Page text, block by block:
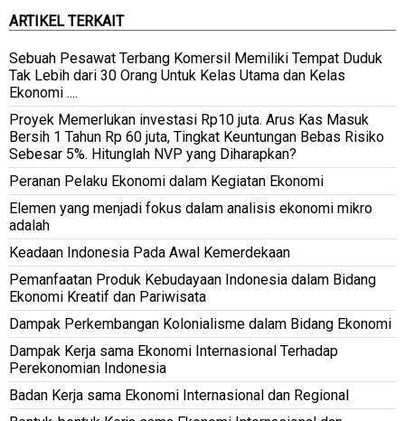
ARTIKEL TERKAIT
Sebuah Pesawat Terbang Komersil Memiliki Tempat Duduk
Tak Lebih dari 30 Orang Untuk Kelas Utama dan Kelas
Ekonomi ....
Proyek Memerlukan investasi Rp10 juta. Arus Kas Masuk
Bersih 1 Tahun Rp 60 juta, Tingkat Keuntungan Bebas Risiko
Sebesar 5%. Hitunglah NVP yang Diharapkan?
Peranan Pelaku Ekonomi dalam Kegiatan Ekonomi
Elemen yang menjadi fokus dalam analisis ekonomi mikro
adalah
Keadaan Indonesia Pada Awal Kemerdekaan
Pemanfaatan Produk Kebudayaan Indonesia dalam Bidang
Ekonomi Kreatif dan Pariwisata
Dampak Perkembangan Kolonialisme dalam Bidang Ekonomi
Dampak Kerja sama Ekonomi Internasional Terhadap
Perekonomian Indonesia
Badan Kerja sama Ekonomi Internasional dan Regional